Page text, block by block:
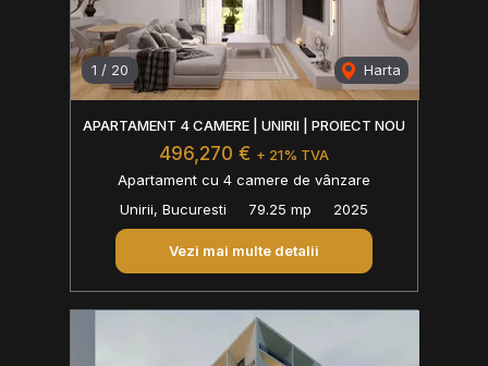
1 / 20 Harta
APARTAMENT 4 CAMERE | UNIRII | PROIECT NOU
496,270 € + 21% TVA
Apartament cu 4 camere de vânzare
Unirii, Bucuresti
79.25 mp 2025
Vezi mai multe detalii